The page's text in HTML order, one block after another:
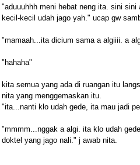
"aduuuhhh meni hebat neng ita. sini
kecil-kecil udah jago yah." ucap gw
"mamaah...ita dicium sama a algiiii. a
"hahaha"
kita semua yang ada di ruangan itu
nita yang menggemaskan itu.
"ita...nanti klo udah gede, ita mau jadi
"mmmm...nggak a algi. ita klo udah
doktel yang jago nali." j awab nita.